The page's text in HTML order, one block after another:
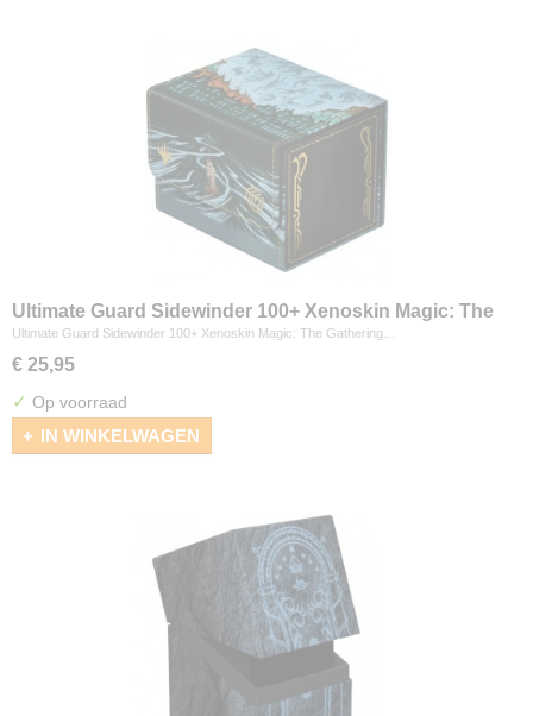
Ultimate Guard Sidewinder 100+ Xenoskin Magic: The
Gathering "Secrets of Strixhaven" - Cyclonic Rift
Ultimate Guard Sidewinder 100+ Xenoskin Magic: The Gathering…
€ 25,95
✓ Op voorraad
IN WINKELWAGEN